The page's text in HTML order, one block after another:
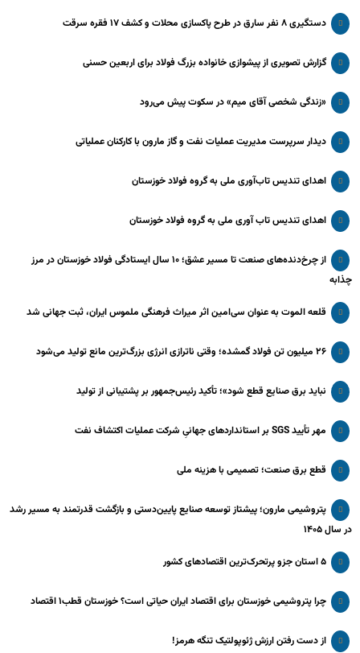
دستگیری ۸ نفر سارق در طرح پاکسازی محلات و کشف ۱۷ فقره سرقت
گزارش تصویری از پیشوازی خانواده بزرگ فولاد برای اربعین حسنی
«زندگی شخصی آقای میم» در سکوت پیش می‌رود
دیدار سرپرست مدیریت عملیات نفت و گاز مارون با کارکنان عملیاتی
اهدای تندیس تاب‌آوری ملی به گروه فولاد خوزستان
اهدای تندیس تاب آوری ملی به گروه فولاد خوزستان
از چرخ‌دنده‌های صنعت تا مسیر عشق؛ ۱۰ سال ایستادگی فولاد خوزستان در مرز
چذابه
قلعه الموت به عنوان سی‌امین اثر میراث‌ فرهنگی ملموس ایران، ثبت جهانی شد
۲۶ میلیون تن فولاد گمشده؛ وقتی ناترازی انرژی بزرگ‌ترین مانع تولید می‌شود
نباید برق صنایع قطع شود»؛ تأکید رئیس‌جمهور بر پشتیبانی از تولید
مهر تأیید SGS بر استانداردهای جهانیِ شرکت عملیات اکتشاف نفت
قطع برق صنعت؛ تصمیمی با هزینه ملی
پتروشیمی مارون؛ پیشتاز توسعه صنایع پایین‌دستی و بازگشت قدرتمند به مسیر رشد
در سال ۱۴۰۵
۵ استان جزو پرتحرک‌ترین اقتصاد‌های کشور
چرا پتروشیمی خوزستان برای اقتصاد ایران حیاتی است؟ خوزستان قطب۱ اقتصاد
از دست رفتن ارزش ژئوپولتیک تنگه هرمز!